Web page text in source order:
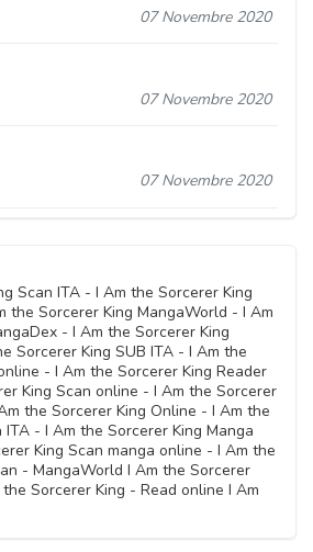
07 Novembre 2020
07 Novembre 2020
07 Novembre 2020
Scan ITA - I Am the Sorcerer King
the Sorcerer King MangaWorld - I Am
- I Am the Sorcerer King
Sorcerer King SUB ITA - I Am the
- I Am the Sorcerer King Reader
King Scan online - I Am the Sorcerer
the Sorcerer King Online - I Am the
- I Am the Sorcerer King Manga
King Scan manga online - I Am the
- MangaWorld I Am the Sorcerer
Sorcerer King - Read online I Am